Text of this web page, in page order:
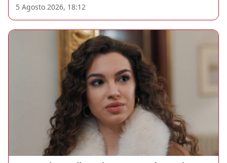
5 Agosto 2026, 18:12